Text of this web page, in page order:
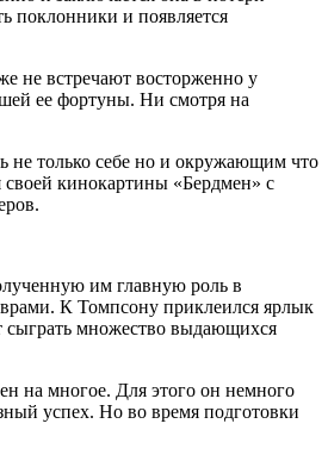
поклонники и появляется
не встречают восторженно у
ее фортуны. Ни смотря на
не только себе но и окружающим что
кинокартины «Бердмен» с
им главную роль в
К Томпсону приклеился ярлык
сыграть множество выдающихся
на многое. Для этого он немного
успех. Но во время подготовки